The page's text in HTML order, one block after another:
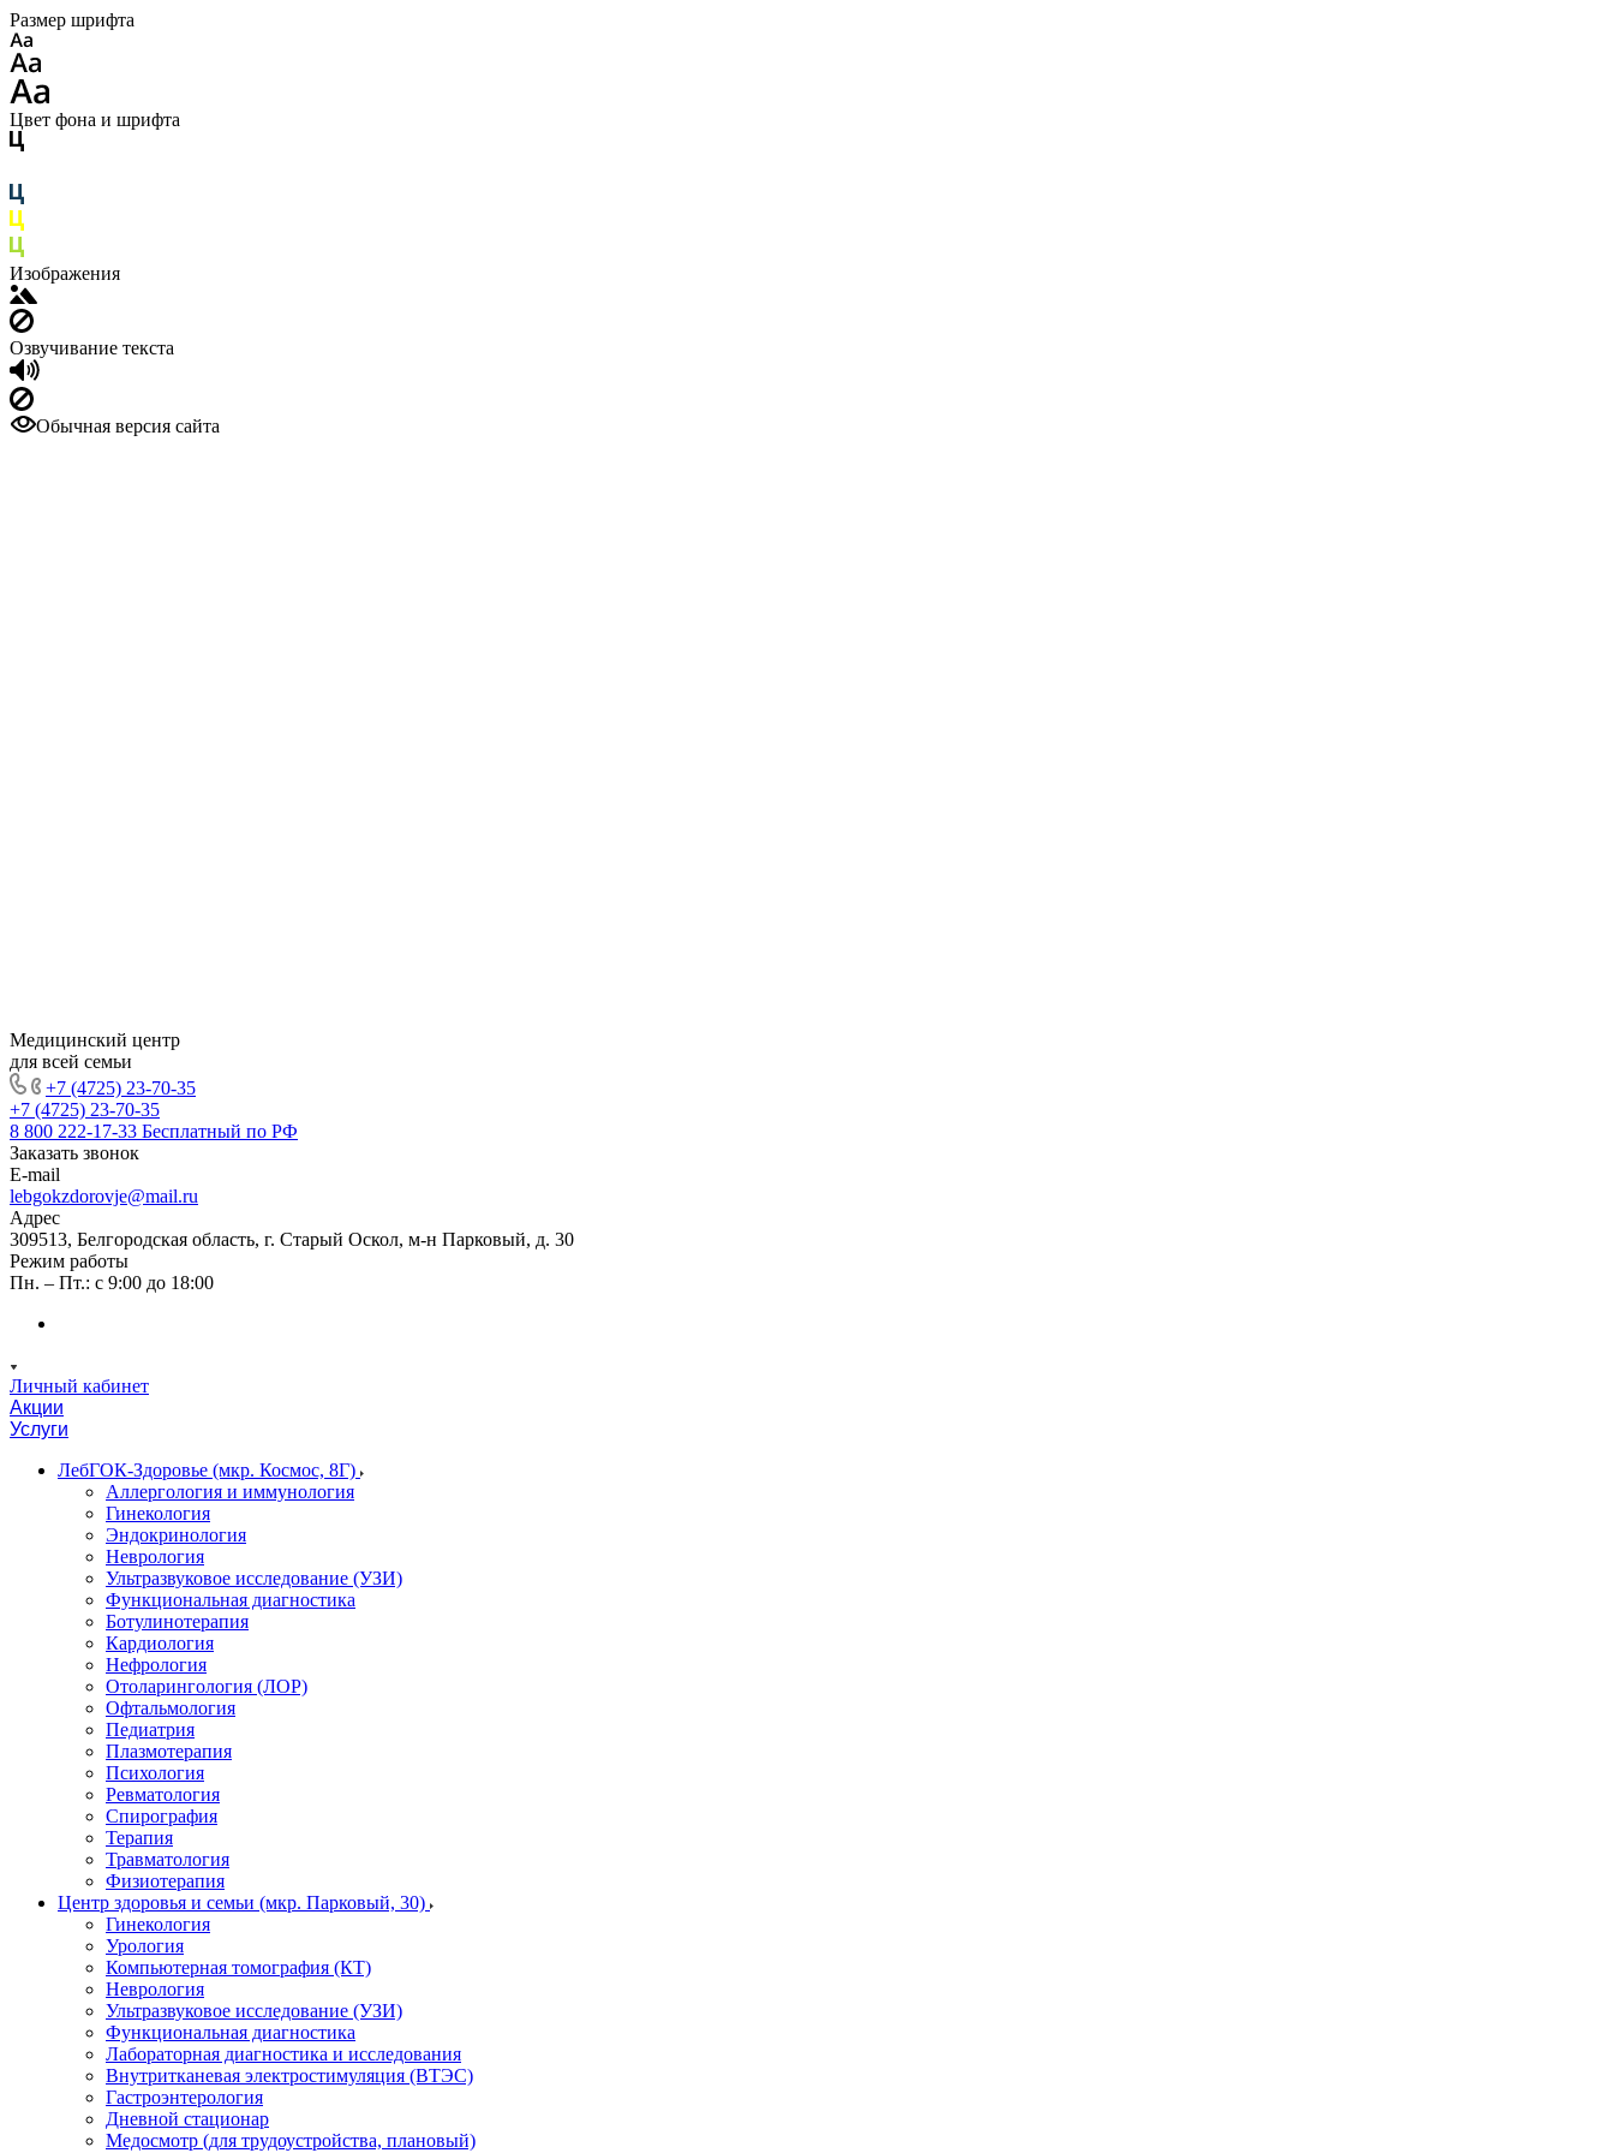
Размер шрифта
Цвет фона и шрифта
Изображения
Озвучивание текста
Обычная версия сайта
Медицинский центр
для всей семьи
+7 (4725) 23-70-35
+7 (4725) 23-70-35
8 800 222-17-33 Бесплатный по РФ
Заказать звонок
E-mail
lebgokzdorovje@mail.ru
Адрес
309513, Белгородская область, г. Старый Оскол, м-н Парковый, д. 30
Режим работы
Пн. – Пт.: с 9:00 до 18:00
Личный кабинет
Акции
Услуги
ЛебГОК-Здоровье (мкр. Космос, 8Г)
Аллергология и иммунология
Гинекология
Эндокринология
Неврология
Ультразвуковое исследование (УЗИ)
Функциональная диагностика
Ботулинотерапия
Кардиология
Нефрология
Отоларингология (ЛОР)
Офтальмология
Педиатрия
Плазмотерапия
Психология
Ревматология
Спирография
Терапия
Травматология
Физиотерапия
Центр здоровья и семьи (мкр. Парковый, 30)
Гинекология
Урология
Компьютерная томография (КТ)
Неврология
Ультразвуковое исследование (УЗИ)
Функциональная диагностика
Лабораторная диагностика и исследования
Внутритканевая электростимуляция (ВТЭС)
Гастроэнтерология
Дневной стационар
Медосмотр (для трудоустройства, плановый)